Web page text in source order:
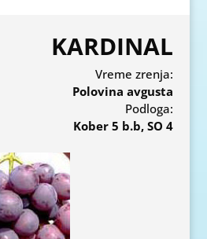
KARDINAL
Vreme zrenja:
Polovina avgusta
Podloga:
Kober 5 b.b, SO 4